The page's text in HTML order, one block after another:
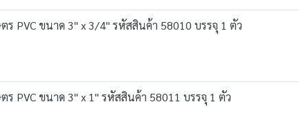
ร PVC ขนาด 3" x 3/4" รหัสสินค้า 58010 บรรจุ 1 ตัว
ร PVC ขนาด 3" x 1" รหัสสินค้า 58011 บรรจุ 1 ตัว